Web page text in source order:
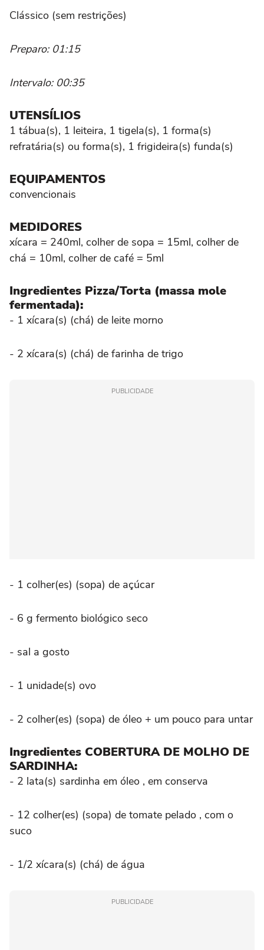
Clássico (sem restrições)
Preparo: 01:15
Intervalo: 00:35
UTENSÍLIOS
1 tábua(s), 1 leiteira, 1 tigela(s), 1 forma(s)
refratária(s) ou forma(s), 1 frigideira(s) funda(s)
EQUIPAMENTOS
convencionais
MEDIDORES
xícara = 240ml, colher de sopa = 15ml, colher de
chá = 10ml, colher de café = 5ml
Ingredientes Pizza/Torta (massa mole
fermentada):
- 1 xícara(s) (chá) de leite morno
- 2 xícara(s) (chá) de farinha de trigo
PUBLICIDADE
- 1 colher(es) (sopa) de açúcar
- 6 g fermento biológico seco
- sal a gosto
- 1 unidade(s) ovo
- 2 colher(es) (sopa) de óleo + um pouco para untar
Ingredientes COBERTURA DE MOLHO DE
SARDINHA:
- 2 lata(s) sardinha em óleo , em conserva
- 12 colher(es) (sopa) de tomate pelado , com o
suco
- 1/2 xícara(s) (chá) de água
PUBLICIDADE